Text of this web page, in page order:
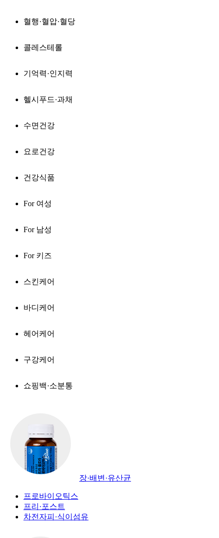
혈행·혈압·혈당
콜레스테롤
기억력·인지력
헬시푸드·과채
수면건강
요로건강
건강식품
For 여성
For 남성
For 키즈
스킨케어
바디케어
헤어케어
구강케어
쇼핑백·소분통
장·배변·유산균
프로바이오틱스
프리·포스트
차전자피·식이섬유